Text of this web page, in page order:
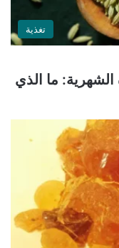
تغذية
ما الذي